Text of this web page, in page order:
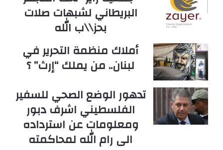
البريطاني لشبهات صلات
بحز\\ب الله
أملاك منظمة التحرير في
لبنان.. من يملك “إرث” ؟
تدهور الوضع الصحي للسفير
الفلسطيني اشرف دبور
ومعلومات عن استرداده
الى رام الله لمحاكمته